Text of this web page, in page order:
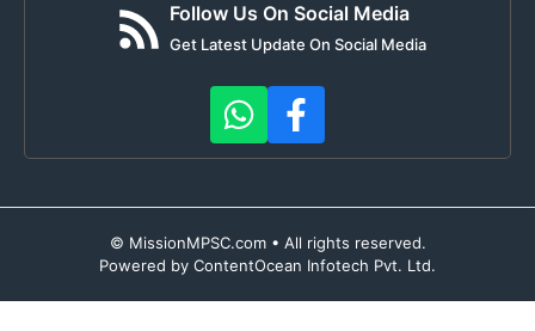
Follow Us On Social Media
Get Latest Update On Social Media
© MissionMPSC.com • All rights reserved.
Powered by ContentOcean Infotech Pvt. Ltd.